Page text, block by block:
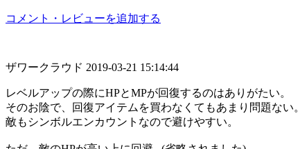
コメント・レビューを追加する
ザワークラウド 2019-03-21 15:14:44
レベルアップの際にHPとMPが回復するのはありがたい。
そのお陰で、回復アイテムを買わなくてもあまり問題ない。
敵もシンボルエンカウントなので避けやすい。